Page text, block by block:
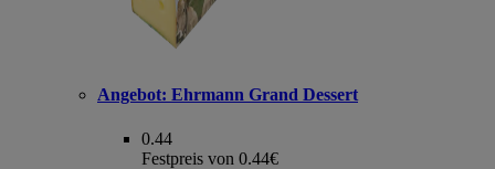
Angebot: Ehrmann Grand Dessert
0.44
Festpreis von 0.44€